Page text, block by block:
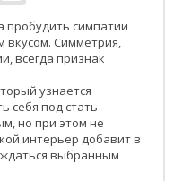
пробудить симпатии
вкусом. Симметрия,
всегда признак
узнается
себя под стать
но при этом не
интерьер добавит в
выбранным